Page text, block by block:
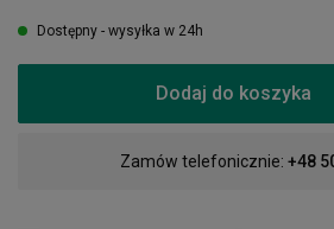
Dostępny - wysyłka w 24h
Dodaj do koszyka
Zamów telefonicznie: +48